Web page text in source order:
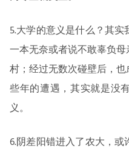
5.大学的意义是什么？其
一本无奈或者说不敢辜负
村；经过无数次碰壁后，
些年的遭遇，其实就是没
义。
6.阴差阳错进入了农大，